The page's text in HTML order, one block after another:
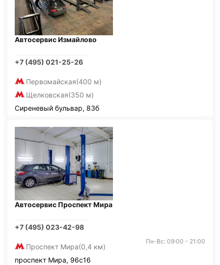
Автосервис Измайлово
+7 (495) 021-25-26
Первомайская(400 м)
Щелковская(350 м)
Сиреневый бульвар, 83б
Автосервис Проспект Мира
+7 (495) 023-42-98
Проспект Мира(0,4 км)
Пн-Вс: 09:00 - 21:00
проспект Мира, 96с16